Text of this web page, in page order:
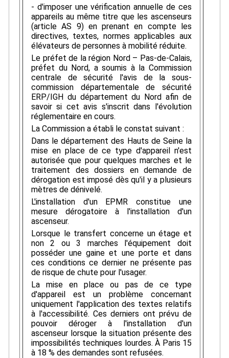
- d'imposer une vérification annuelle de ces
appareils au même titre que les ascenseurs
(article AS 9) en prenant en compte les
directives, textes, normes applicables aux
élévateurs de personnes à mobilité réduite.
Le préfet de la région Nord – Pas-de-Calais,
préfet du Nord, a soumis à la Commission
centrale de sécurité l'avis de la sous-
commission départementale de sécurité
ERP/IGH du département du Nord afin de
savoir si cet avis s'inscrit dans l'évolution
réglementaire en cours.
La Commission a établi le constat suivant :
Dans le département des Hauts de Seine la
mise en place de ce type d'appareil n'est
autorisée que pour quelques marches et le
traitement des dossiers en demande de
dérogation est imposé dès qu'il y a plusieurs
mètres de dénivelé.
L'installation d'un EPMR constitue une
mesure dérogatoire à l'installation d'un
ascenseur.
Lorsque le transfert concerne un étage et
non 2 ou 3 marches l'équipement doit
posséder une gaine et une porte et dans
ces conditions ce dernier ne présente pas
de risque de chute pour l'usager.
La mise en place ou pas de ce type
d'appareil est un problème concernant
uniquement l'application des textes relatifs
à l'accessibilité. Ces derniers ont prévu de
pouvoir déroger à l'installation d'un
ascenseur lorsque la situation présente des
impossibilités techniques lourdes. À Paris 15
à 18 % des demandes sont refusées.